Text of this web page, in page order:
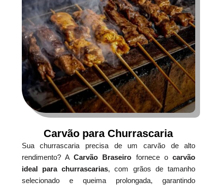
Carvão para Churrascaria
Sua churrascaria precisa de um carvão de alto
rendimento? ACarvão Braseiro fornece ocarvão
ideal para churrascarias, com grãos de tamanho
selecionado e queima prolongada, garantindo